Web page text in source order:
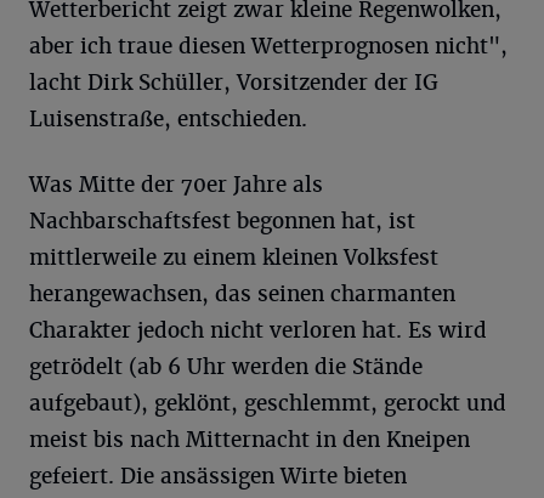
Wetterbericht zeigt zwar kleine Regenwolken,
aber ich traue diesen Wetterprognosen nicht",
lacht Dirk Schüller, Vorsitzender der IG
Luisenstraße, entschieden.
Was Mitte der 70er Jahre als
Nachbarschaftsfest begonnen hat, ist
mittlerweile zu einem kleinen Volksfest
herangewachsen, das seinen charmanten
Charakter jedoch nicht verloren hat. Es wird
getrödelt (ab 6 Uhr werden die Stände
aufgebaut), geklönt, geschlemmt, gerockt und
meist bis nach Mitternacht in den Kneipen
gefeiert. Die ansässigen Wirte bieten